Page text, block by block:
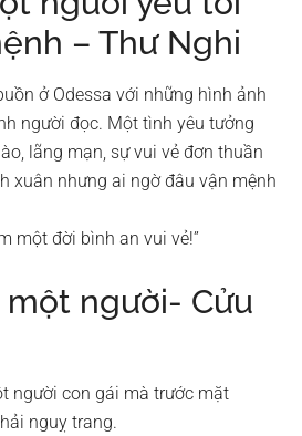
– Thư Nghi
ở Odessa với những hình ảnh
người đọc. Một tình yêu tưởng
lãng mạn, sự vui vẻ đơn thuần
xuân nhưng ai ngờ đâu vận mệnh
một đời bình an vui vẻ!”
một người- Cửu
người con gái mà trước mặt
nguỵ trang.